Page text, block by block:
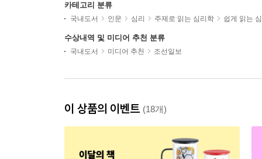
카테고리 분류
국내도서 인문 심리 주제로 읽는 심리학 쉽게 읽는
수상내역 및 미디어 추천 분류
국내도서 미디어 추천 조선일보
이 상품의 이벤트 (18개)